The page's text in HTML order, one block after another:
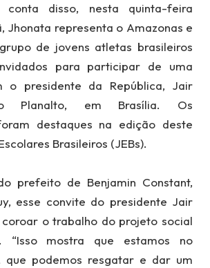
conta disso, nesta quinta-feira
Jhonata representa o Amazonas e
de jovens atletas brasileiros
para participar de uma
o presidente da República, Jair
Planalto, em Brasília. Os
destaques na edição deste
Brasileiros (JEBs).
prefeito de Benjamin Constant,
esse convite do presidente Jair
coroar o trabalho do projeto social
“Isso mostra que estamos no
que podemos resgatar e dar um